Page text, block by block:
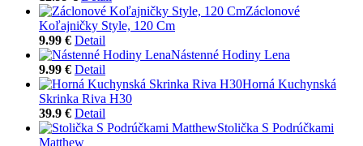
Záclonové
Koľajničky Style, 120 Cm
9.99 € Detail
Nástenné Hodiny Lena
9.99 € Detail
Horná Kuchynská
Skrinka Riva H30
39.9 € Detail
Stolička S Podrúčkami
Matthew